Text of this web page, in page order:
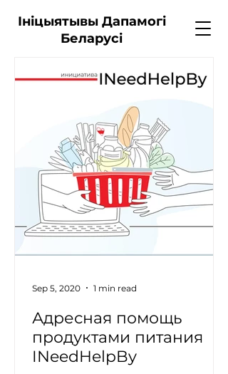
Ініцыятывы Дапамогі
Беларусі
Адресная помощь
продуктами питания
INeedHelpBy
Sep 5, 2020 1 min read